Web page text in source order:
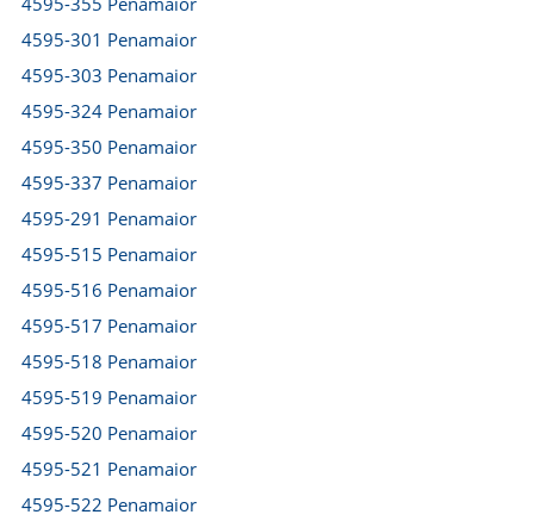
4595-301 Penamaior
4595-303 Penamaior
4595-324 Penamaior
4595-350 Penamaior
4595-337 Penamaior
4595-291 Penamaior
4595-515 Penamaior
4595-516 Penamaior
4595-517 Penamaior
4595-518 Penamaior
4595-519 Penamaior
4595-520 Penamaior
4595-521 Penamaior
4595-522 Penamaior